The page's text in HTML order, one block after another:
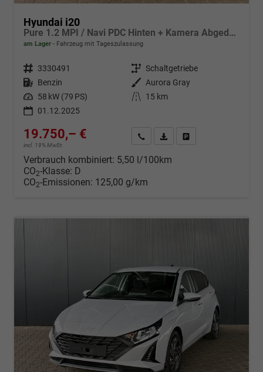
Hyundai i20
Pure 1.2 MPI / Navi PDC Hinten + Kamera Abgedunkelte Scheiben Tempomat Alu 16"
am Lager Fahrzeug mit Tageszulassung
Fahrzeugnr. 3330491 Getriebe Schaltgetriebe
Kraftstoff Benzin Außenfarbe
Aurora Gray
Leistung 58 kW (79 PS) Kilometerstand
15 km
01.12.2025
19.750,– €
incl. 19% MwSt.
Wir rufen Sie anFahrzeugexposé (PDF)
Verbrauch kombiniert: 5,50 l/100km
CO2-Klasse: D
CO2-Emissionen: 125,00 g/km